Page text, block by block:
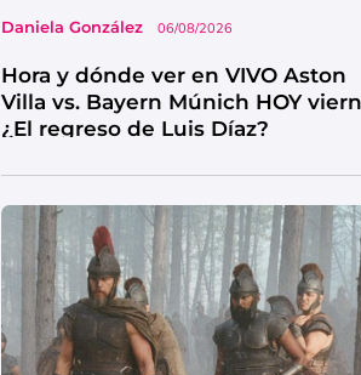
Daniela González 06/08/2026
Hora y dónde ver en VIVO Aston
Villa vs. Bayern Múnich HOY
¿El regreso de Luis Díaz?